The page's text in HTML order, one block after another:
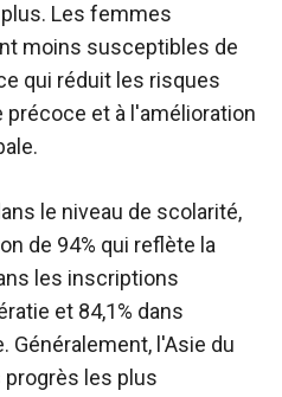
Les femmes
moins susceptibles de
qui réduit les risques
et à l'amélioration
le niveau de scolarité,
de 94% qui reflète la
les inscriptions
et 84,1% dans
Généralement, l'Asie du
progrès les plus